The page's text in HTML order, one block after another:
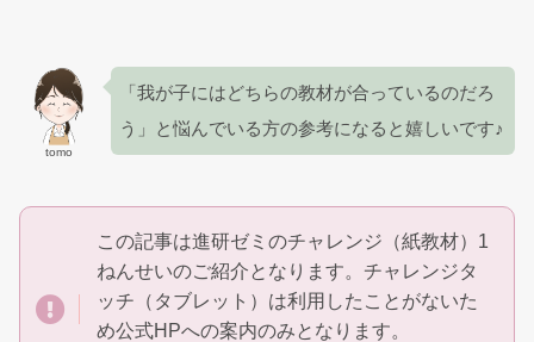
tomo
「我が子にはどちらの教材が合っているのだろ
う」と悩んでいる方の参考になると嬉しいです♪
この記事は進研ゼミのチャレンジ（紙教材）1
ねんせいのご紹介となります。チャレンジタ
ッチ（タブレット）は利用したことがないた
め公式HPへの案内のみとなります。